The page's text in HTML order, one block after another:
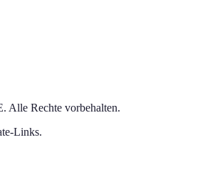
. Alle Rechte vorbehalten.
Links.